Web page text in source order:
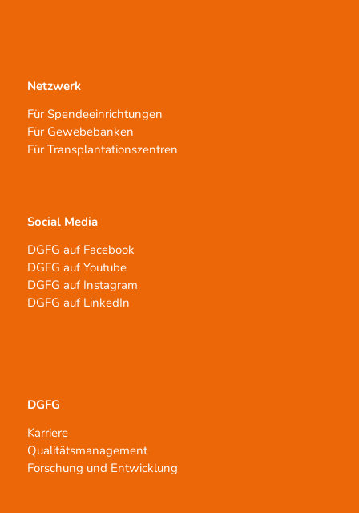
Netzwerk
Für Spendeeinrichtungen
Für Gewebebanken
Für Transplantationszentren
Social Media
DGFG auf Facebook
DGFG auf Youtube
DGFG auf Instagram
DGFG auf LinkedIn
DGFG
Karriere
Qualitätsmanagement
Forschung und Entwicklung